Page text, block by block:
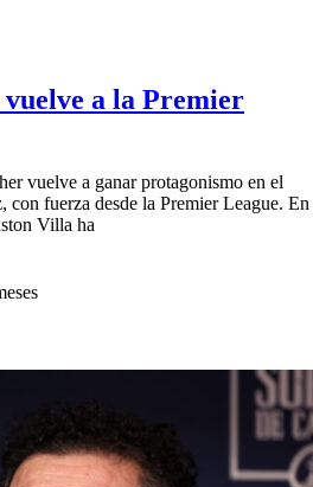
a la Premier
vuelve a ganar protagonismo en el
con fuerza desde la Premier League. En
Villa ha